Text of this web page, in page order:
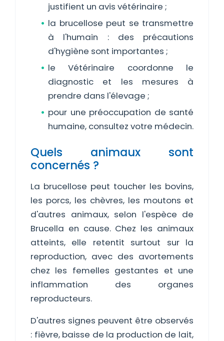
justifient un avis vétérinaire ;
la brucellose peut se transmettre
à l'humain : des précautions
d'hygiène sont importantes ;
le Vétérinaire coordonne le
diagnostic et les mesures à
prendre dans l'élevage ;
pour une préoccupation de santé
humaine, consultez votre médecin.
Quels animaux sont
concernés ?
La brucellose peut toucher les bovins,
les porcs, les chèvres, les moutons et
d'autres animaux, selon l'espèce de
Brucella en cause. Chez les animaux
atteints, elle retentit surtout sur la
reproduction, avec des avortements
chez les femelles gestantes et une
inflammation des organes
reproducteurs.
D'autres signes peuvent être observés
: fièvre, baisse de la production de lait,